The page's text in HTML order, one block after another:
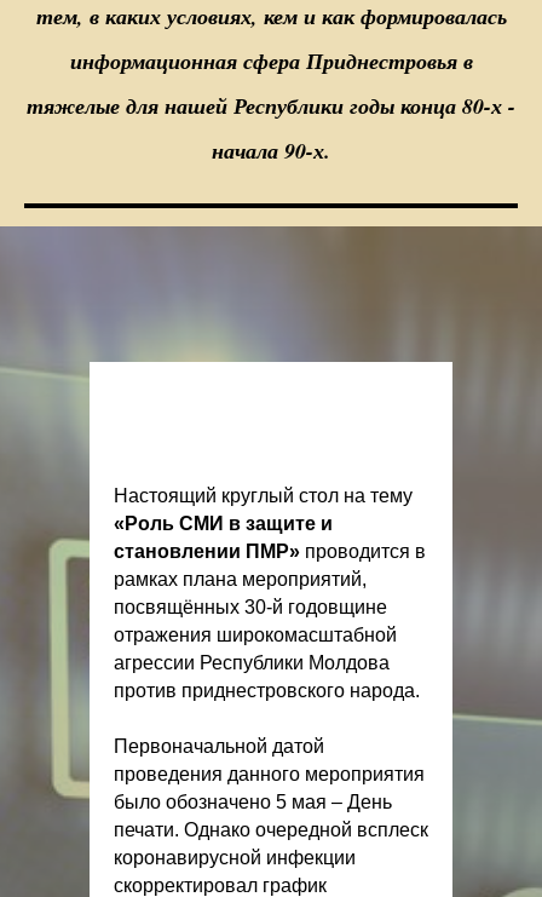
тем, в каких условиях, кем и как формировалась
информационная сфера Приднестровья в
тяжелые для нашей Республики годы конца 80-х -
начала 90-х.
Настоящий круглый стол на тему
«Роль СМИ в защите и
становлении ПМР» проводится в
рамках плана мероприятий,
посвящённых 30-й годовщине
отражения широкомасштабной
агрессии Республики Молдова
против приднестровского народа.
Первоначальной датой
проведения данного мероприятия
было обозначено 5 мая – День
печати. Однако очередной всплеск
коронавирусной инфекции
скорректировал график